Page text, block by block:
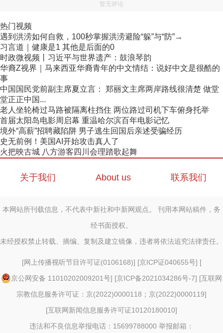
暂无评论
热门视频
遇到洪涝如何自救，100秒掌握洪涝避险“躲”与“防”→
习言道｜健康是1 其他是后面的0
时政微视频丨习近平与世界遗产：鼓浪琴韵
华裔Z视界｜马来西亚华裔青年的中文情结：说好中文是很酷的
事
中国国民党前副主席夏立言： 郑丽文主席两岸路线很清楚 做堂
堂正正中国...
老人坐轮椅过马路被隔离柱挡住 两位路过司机下车俯身托举
首届太阳岛电影周启幕 重温哈尔滨百年电影记忆
境外“高薪”招聘藏陷阱 男子逃生回国后亲述受骗经历
史无前例！美国AI开始攻击真人了
火把映古城 八方游客四川会理踏歌起舞
关于我们 About us 联系我们
本网站所刊载信息，不代表中新社和中新网观点。 刊用本网站稿件，务
经书面授权。
未经授权禁止转载、摘编、复制及建立镜像，违者将依法追究法律责任。
[网上传播视听节目许可证(0106168)] [京ICP证040655号] [
京公网安备 11010202009201号] [京ICP备2021034286号-7] [互联网
宗教信息服务许可证：京(2022)0000118；京(2022)0000119]
[互联网新闻信息服务许可证10120180010]
违法和不良信息举报电话：15699788000 举报邮箱：